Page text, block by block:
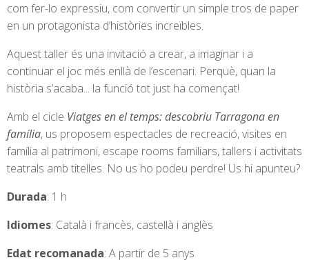
com fer-lo expressiu, com convertir un simple tros de paper
en un protagonista d’històries increïbles.
Aquest taller és una invitació a crear, a imaginar i a
continuar el joc més enllà de l’escenari. Perquè, quan la
història s’acaba... la funció tot just ha començat!
Amb el cicle Viatges en el temps: descobriu Tarragona en
família, us proposem espectacles de recreació, visites en
família al patrimoni, escape rooms familiars, tallers i activitats
teatrals amb titelles. No us ho podeu perdre! Us hi apunteu?
Durada: 1 h
Idiomes: Català i francès, castellà i anglès
Edat recomanada: A partir de 5 anys